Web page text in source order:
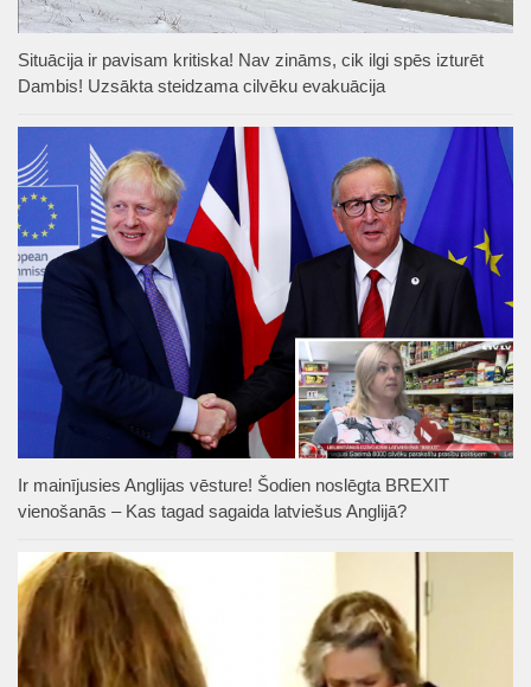
Situācija ir pavisam kritiska! Nav zināms, cik ilgi spēs izturēt
Dambis! Uzsākta steidzama cilvēku evakuācija
Ir mainījusies Anglijas vēsture! Šodien noslēgta BREXIT
vienošanās – Kas tagad sagaida latviešus Anglijā?